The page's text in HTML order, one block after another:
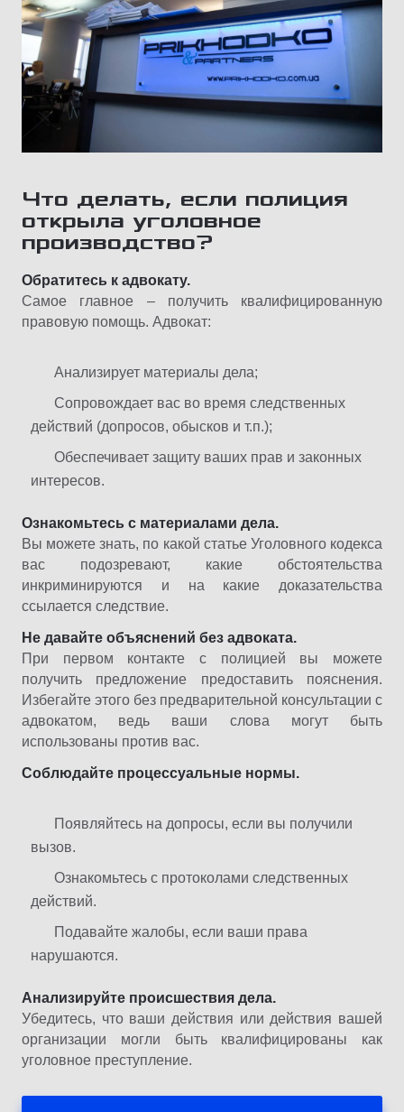
Что делать, если полиция
открыла уголовное
производство?
Обратитесь к адвокату.
Самое главное – получить квалифицированную
правовую помощь. Адвокат:
Анализирует материалы дела;
Сопровождает вас во время следственных
действий (допросов, обысков и т.п.);
Обеспечивает защиту ваших прав и законных
интересов.
Ознакомьтесь с материалами дела.
Вы можете знать, по какой статье Уголовного кодекса
вас подозревают, какие обстоятельства
инкриминируются и на какие доказательства
ссылается следствие.
Не давайте объяснений без адвоката.
При первом контакте с полицией вы можете
получить предложение предоставить пояснения.
Избегайте этого без предварительной консультации с
адвокатом, ведь ваши слова могут быть
использованы против вас.
Соблюдайте процессуальные нормы.
Появляйтесь на допросы, если вы получили
вызов.
Ознакомьтесь с протоколами следственных
действий.
Подавайте жалобы, если ваши права
нарушаются.
Анализируйте происшествия дела.
Убедитесь, что ваши действия или действия вашей
организации могли быть квалифицированы как
уголовное преступление.